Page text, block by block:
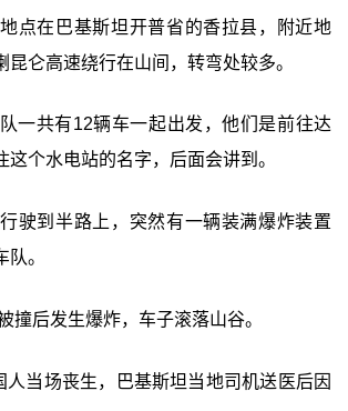
点在巴基斯坦开普省的香拉县，附近地
昆仑高速绕行在山间，转弯处较多。
一共有12辆车一起出发，他们是前往达
这个水电站的名字，后面会讲到。
驶到半路上，突然有一辆装满爆炸装置
。
撞后发生爆炸，车子滚落山谷。
人当场丧生，巴基斯坦当地司机送医后因